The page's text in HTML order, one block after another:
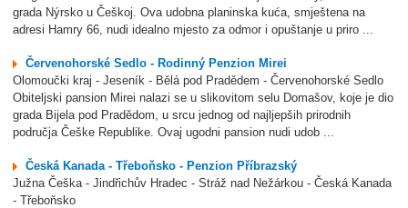
grada Nýrsko u Češkoj. Ova udobna planinska kuća, smještena na
adresi Hamry 66, nudi idealno mjesto za odmor i opuštanje u priro ...
Červenohorské Sedlo - Rodinný Penzion Mirei
Olomoučki kraj - Jeseník - Bělá pod Pradědem - Červenohorské Sedlo
Obiteljski pansion Mirei nalazi se u slikovitom selu Domašov, koje je dio
grada Bijela pod Pradědom, u srcu jednog od najljepših prirodnih
područja Češke Republike. Ovaj ugodni pansion nudi udob ...
Česká Kanada - Třeboňsko - Penzion Příbrazský
Južna Češka - Jindřichův Hradec - Stráž nad Nežárkou - Česká Kanada
- Třeboňsko